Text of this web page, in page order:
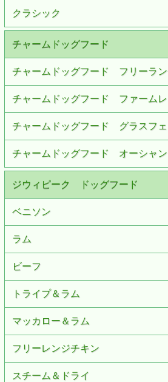
クラシック
チャームドッグフード
チャームドッグフード フリーラン
チャームドッグフード ファームレ
チャームドッグフード グラスフェ
チャームドッグフード オーシャン
ジウィピーク ドッグフード
ベニソン
ラム
ビーフ
トライプ＆ラム
マッカロー＆ラム
フリーレンジチキン
スチーム＆ドライ